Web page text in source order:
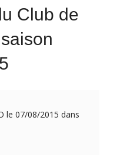
Club de
le 07/08/2015 dans